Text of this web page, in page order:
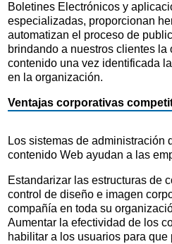
Boletines Electrónicos y
especializadas, proporcionan
automatizan el proceso de
brindando a nuestros clientes
contenido una vez identificada
en la organización.
Ventajas corporativas
Los sistemas de administración
contenido Web ayudan a las
Estandarizar las estructuras de
control de diseño e imagen
compañía en toda su
Aumentar la efectividad de los
habilitar a los usuarios para